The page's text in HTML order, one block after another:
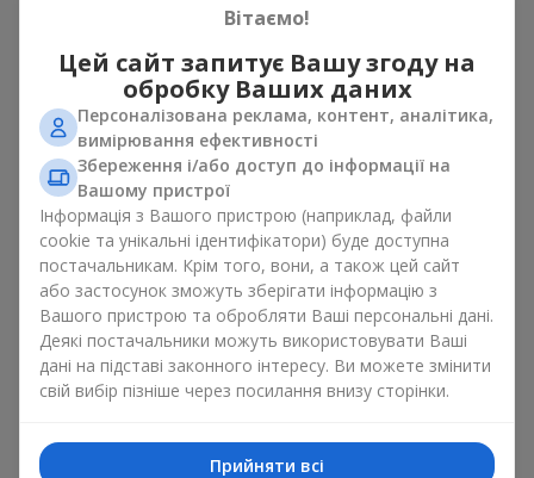
свята
Квіти з цукерками — це приклад того, як проста ідея може
виглядати дуже ефектно. Квіти дарують емоцію тут і зараз,
а коробка з квітами і солодощами залишає маленьке
продовження радості. Разом квіти з цукерками створюють
гармонію кольору й смаку, яка завжди працює. Головне —
правильно вибрати композицію десерт і квітка:
як романтичне поєднання чудово підійдесюрприз для
коханої, в якому класичнітрояндидоповнені
цукерками ferrero rocher або цукерками рафаелло;
до корпоративного заходу посуватиме подарунок
преміум, тут коробка з квітами і солодощами
доповнюється вишуканими калами, герберамиабо
орхідеямиі елітними солодощами;
ніжні букети зеустоми,тюльпанівабоальстромерій
добре поєднуються з цукерками merci, підтримуючи
Вітаємо!
Цей сайт запитує Вашу згоду на
обробку Ваших даних
Персоналізована реклама, контент, аналітика,
вимірювання ефективності
Збереження і/або доступ до інформації на
Вашому пристрої
Інформація з Вашого пристрою (наприклад, файли
cookie та унікальні ідентифікатори) буде доступна
постачальникам. Крім того, вони, а також цей сайт
або застосунок зможуть зберігати інформацію з
Вашого пристрою та обробляти Ваші персональні дані.
Деякі постачальники можуть використовувати Ваші
дані на підставі законного інтересу. Ви можете змінити
свій вибір пізніше через посилання внизу сторінки.
Прийняти всі